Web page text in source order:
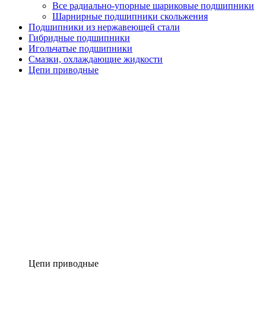
Все радиально-упорные шариковые подшипники
Шарнирные подшипники скольжения
Подшипники из нержавеющей стали
Гибридные подшипники
Игольчатые подшипники
Смазки, охлаждающие жидкости
Цепи приводные
Цепи приводные